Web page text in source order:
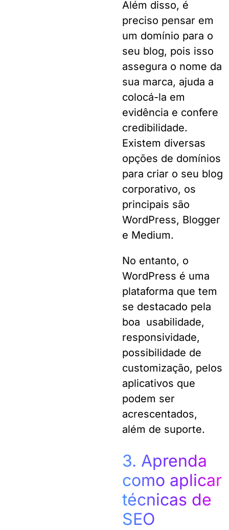
Além disso, é
preciso pensar em
um domínio para o
seu blog, pois isso
assegura o nome da
sua marca, ajuda a
colocá-la em
evidência e confere
credibilidade.
Existem diversas
opções de domínios
para criar o seu blog
corporativo, os
principais são
WordPress, Blogger
e Medium.
No entanto, o
WordPress é uma
plataforma que tem
se destacado pela
boa usabilidade,
responsividade,
possibilidade de
customização, pelos
aplicativos que
podem ser
acrescentados,
além de suporte.
3. Aprenda
como aplicar
técnicas de
SEO